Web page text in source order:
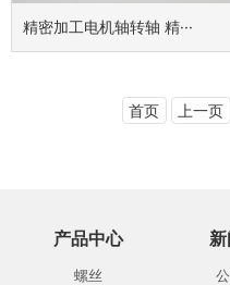
精密加工电机轴转轴 精···
首页 上一页
产品中心
螺丝